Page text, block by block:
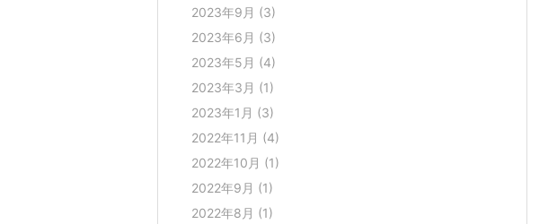
2023年9月 (3)
2023年6月 (3)
2023年5月 (4)
2023年3月 (1)
2023年1月 (3)
2022年11月 (4)
2022年10月 (1)
2022年9月 (1)
2022年8月 (1)